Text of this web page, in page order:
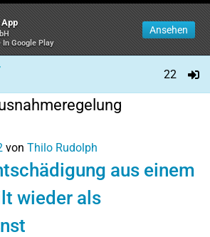
Google Play
Ansehen
22
von Thilo Rudolph
aus einem
wieder als